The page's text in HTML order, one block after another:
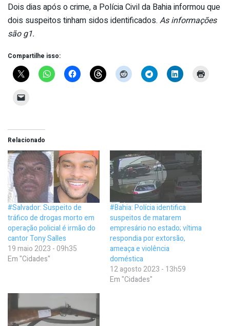
Dois dias após o crime, a Polícia Civil da Bahia informou que
dois suspeitos tinham sidos identificados. As informações
são g1.
Compartilhe isso:
Relacionado
#Salvador: Suspeito de
tráfico de drogas morto em
operação policial é irmão do
cantor Tony Salles
19 maio 2023 - 09h35
Em "Cidades"
#Bahia: Polícia identifica
suspeitos de matarem
empresário no estado; vítima
respondia por extorsão,
ameaça e violência
doméstica
12 agosto 2023 - 13h59
Em "Cidades"